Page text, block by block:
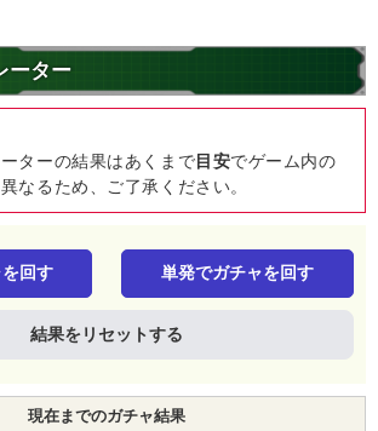
ーター
ターの結果はあくまで目安でゲーム内の
なるため、ご了承ください。
回す 単発でガチャを回す
結果をリセットする
現在までのガチャ結果